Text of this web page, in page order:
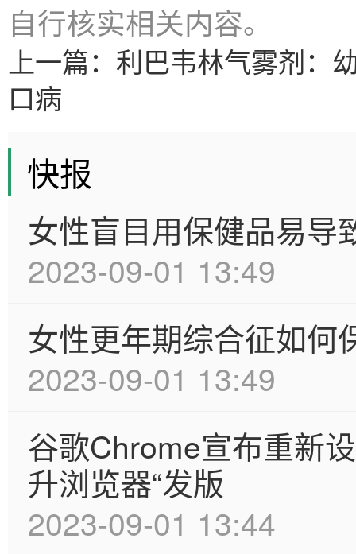
自行核实相关内容。
上一篇： 利巴韦林气雾剂：
口病
快报
女性盲目用保健品易导
2023-09-01 13:49
女性更年期综合征如何
2023-09-01 13:49
谷歌Chrome宣布重新
升浏览器“发版
2023-09-01 13:44